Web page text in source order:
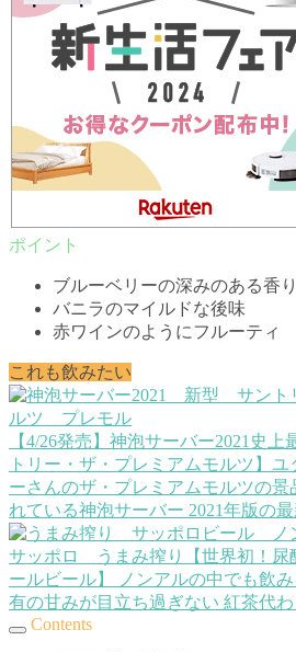
ブルーベリーの深みのある香り
バニラのマイルドな後味
赤ワインのようにフルーティ
これも飲みたい
【4/26発売】神泡サーバー2021史
トリー・ザ・プレミアムモルツ】 ユ
ーさんのザ・プレミアムモルツの景
れている神泡サーバー 2021年版の
サッポロ うまみ搾り【世界初！尿
ールビール】
ノンアルの中でも飲
有の甘みが目立ち過ぎない 紅茶代
Contents